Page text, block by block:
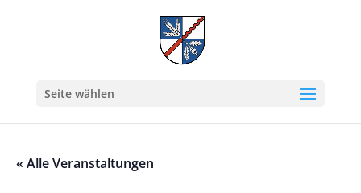
Seite wählen
« Alle Veranstaltungen